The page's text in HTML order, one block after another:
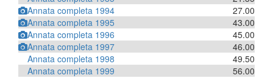
Annata completa 1994
27.00
Annata completa 1995
43.00
Annata completa 1996
45.00
Annata completa 1997
46.00
Annata completa 1998
49.50
Annata completa 1999
56.00